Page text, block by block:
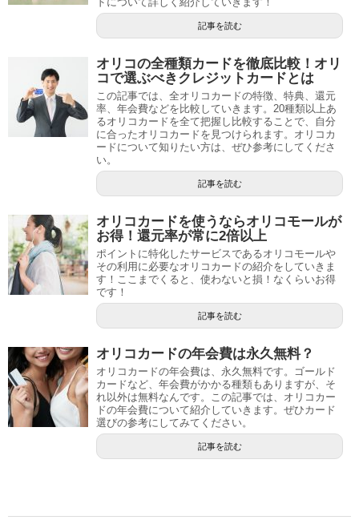
記事を読む
オリコの全種類カードを徹底比較！オリ
コで選ぶべきクレジットカードとは
この記事では、全オリコカードの特徴、特典、還元
率、年会費などを比較していきます。20種類以上あ
るオリコカードを全て把握し比較することで、自分
に合ったオリコカードを見つけられます。オリコカ
ードについて知りたい方は、ぜひ参考にしてくださ
い。
記事を読む
オリコカードを使うならオリコモールが
お得！還元率が常に2倍以上
ポイントに特化したサービスであるオリコモールや
その利用に必要なオリコカードの紹介をしていきま
す！ここまでくると、使わないと損！なくらいお得
です！
記事を読む
オリコカードの年会費は永久無料？
オリコカードの年会費は、永久無料です。ゴールド
カードなど、年会費がかかる種類もありますが、そ
れ以外は無料なんです。この記事では、オリコカー
ドの年会費について紹介していきます。ぜひカード
選びの参考にしてみてください。
記事を読む